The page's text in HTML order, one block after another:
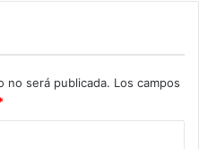
no será publicada. Los campos